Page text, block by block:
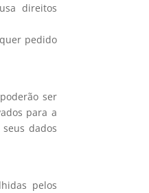
direitos
pedido
ser
para a
dados
pelos